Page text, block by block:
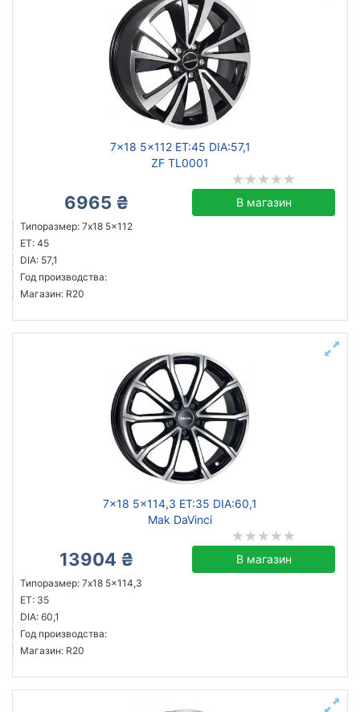
7x18 5x112 ET:45 DIA:57,1
ZF TL0001
6965 ₴ В магазин
Типоразмер: 7x18 5x112
ET: 45
DIA: 57,1
Год производства:
Магазин: R20
7x18 5x114,3 ET:35 DIA:60,1
Mak DaVinci
13904 ₴ В магазин
Типоразмер: 7x18 5x114,3
ET: 35
DIA: 60,1
Год производства:
Магазин: R20